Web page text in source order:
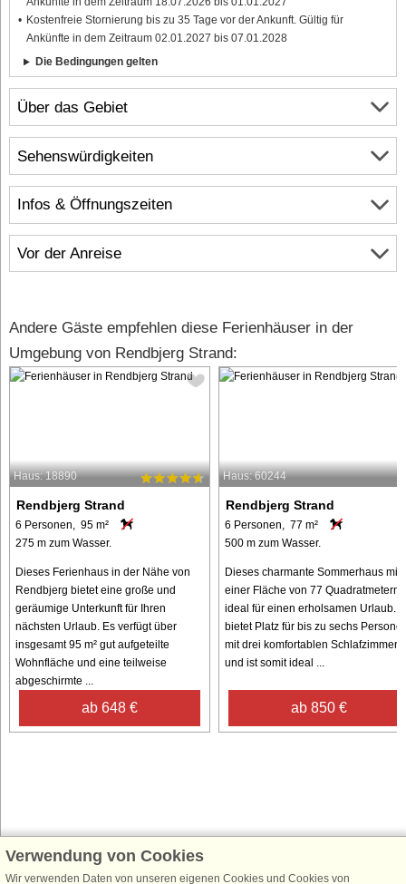
Über das Gebiet
Infos & Öffnungszeiten
Vor der Anreise
Kostenfreie Stornierung bis zu 35 Tage vor der Ankunft. Gültig für
Ankünfte in dem Zeitraum 02.01.2027 bis 07.01.2028
Die Bedingungen gelten
Sehenswürdigkeiten
Andere Gäste empfehlen diese Ferienhäuser in der
Umgebung von Rendbjerg Strand:
Haus: 18890
Rendbjerg Strand
6 Personen, 95 m²
275 m zum Wasser.
Dieses Ferienhaus in der Nähe von
Rendbjerg bietet eine große und
geräumige Unterkunft für Ihren
nächsten Urlaub. Es verfügt über
insgesamt 95 m² gut aufgeteilte
Wohnfläche und eine teilweise
abgeschirmte ...
ab 648 €
Haus: 60244
Rendbjerg Strand
6 Personen, 77 m²
500 m zum Wasser.
Dieses charmante Sommerhaus mit
einer Fläche von 77 Quadratmetern
ideal für einen erholsamen Urlaub.
bietet Platz für bis zu sechs
mit drei komfortablen Schlafzimmern
und ist somit ideal ...
ab 850 €
Schließen Sie sich 100.000 Ferienhaus-Fans an
Verwendung von Cookies
Wir verwenden Daten von unseren eigenen Cookies und Cookies von